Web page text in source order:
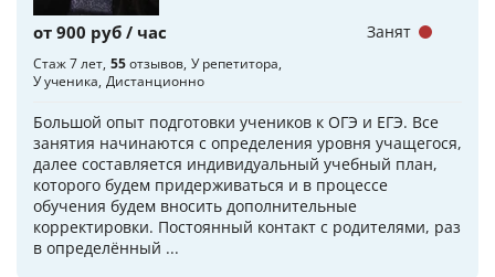
от 900 руб / час
Стаж 7 лет 55отзывов У репетитора
У ученика Дистанционно
Большой опыт подготовки учеников к ОГЭ и ЕГЭ. Все
занятия начинаются с определения уровня учащегося,
далее составляется индивидуальный учебный план,
которого будем придерживаться и в процессе
обучения будем вносить дополнительные
корректировки. Постоянный контакт с родителями, раз
в определённый ...
Занят